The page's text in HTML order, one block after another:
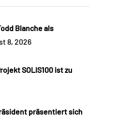
Blanche als
8, 2026
SOLIS100 ist zu
präsentiert sich